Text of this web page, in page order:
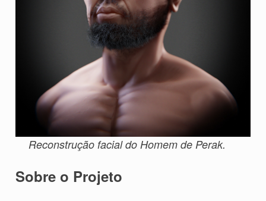
Reconstrução facial do Homem de Perak.
Sobre o Projeto